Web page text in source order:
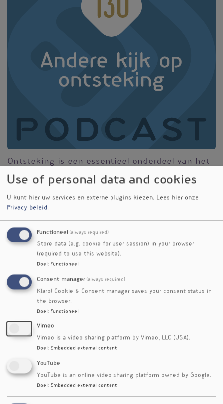
Ontsteking is een essentieel onderdeel van het
afweersysteem, maar minstens zo belangrijk is
de manier waarop het lichaam een
ontstekingsreactie weer beëindigt. In deze
podcast in samenwerking met
van Helden over ontstekingsresolutie, de rol van
specialized pro-resolving mediators (SPM's) en
de relatie met onder meer vetzuren en de
natuur.
Laatste kort
spiermassa
met leucine
Terugval na
voor
metabolism
bolisme
Use of personal data and cookies
U kunt hier uw services en externe plugins kiezen. Lees hier onze
Privacy beleid.
Functioneel (always required)
Store data (e.g. cookie for user session) in your browser
(required to use this website).
Doel : Functioneel
Consent manager (always required)
Klaro! Cookie & Consent manager saves your consent status in
the browser.
Doel : Functioneel
Vimeo
Vimeo is a video sharing platform by Vimeo, LLC (USA).
Doel : Embedded external content
YouTube
YouTube is an online video sharing platform owned by Google.
Doel : Embedded external content